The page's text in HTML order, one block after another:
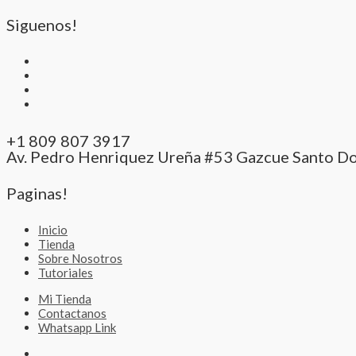
Siguenos!
+1 809 807 3917
Av. Pedro Henriquez Ureña #53 Gazcue Santo
Paginas!
Inicio
Tienda
Sobre Nosotros
Tutoriales
Mi Tienda
Contactanos
Whatsapp Link